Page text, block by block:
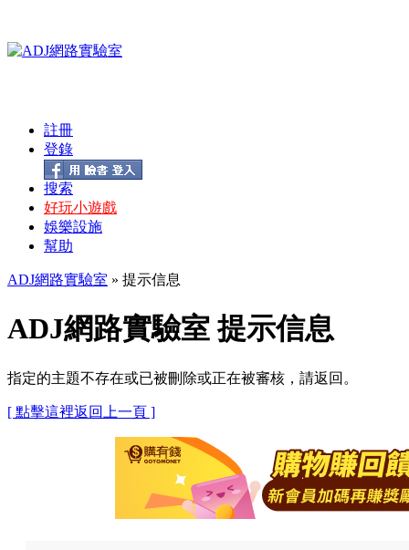
註冊
登錄
搜索
好玩小遊戲
娛樂設施
幫助
ADJ網路實驗室 » 提示信息
ADJ網路實驗室 提示信息
指定的主題不存在或已被刪除或正在被審核，請返回。
[ 點擊這裡返回上一頁 ]